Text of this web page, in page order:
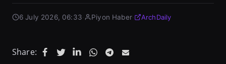
6 July 2026, 06:33 Piyon Haber· ArchDaily
Share: